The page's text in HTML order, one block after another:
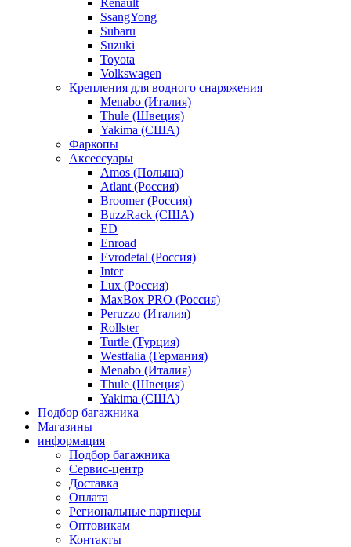
Renault
SsangYong
Subaru
Suzuki
Toyota
Volkswagen
Крепления для водного снаряжения
Menabo (Италия)
Thule (Швеция)
Yakima (США)
Фаркопы
Аксессуары
Amos (Польша)
Atlant (Россия)
Broomer (Россия)
BuzzRack (США)
ED
Enroad
Evrodetal (Россия)
Inter
Lux (Россия)
MaxBox PRO (Россия)
Peruzzo (Италия)
Rollster
Turtle (Турция)
Westfalia (Германия)
Menabo (Италия)
Thule (Швеция)
Yakima (США)
Подбор багажника
Магазины
информация
Подбор багажника
Сервис-центр
Доставка
Оплата
Региональные партнеры
Оптовикам
Контакты